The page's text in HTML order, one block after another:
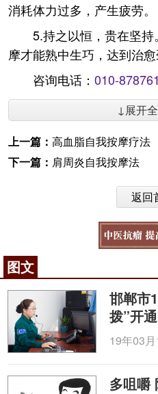
消耗体力过多，产生疲劳。
5.持之以恒，贵在坚
摩才能熟中生巧，达到治愈
咨询电话： 010-
↓展开
上一篇： 高血脂自我按摩疗法
下一篇： 肩周炎自我按摩法
返回
图文
邯郸市
拨”开
19年03月
多咀嚼